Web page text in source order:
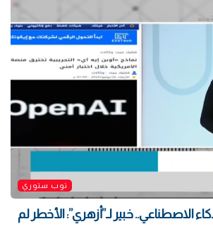
توب ستوري
الاصطناعي.. خبير لـ”أزهري”: الأخطر لم